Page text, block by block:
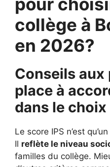
collège à
en 2026?
Conseils aux
place à
dans le choix
Le score IPS n’est
Il reflète le niveau
familles du collège.